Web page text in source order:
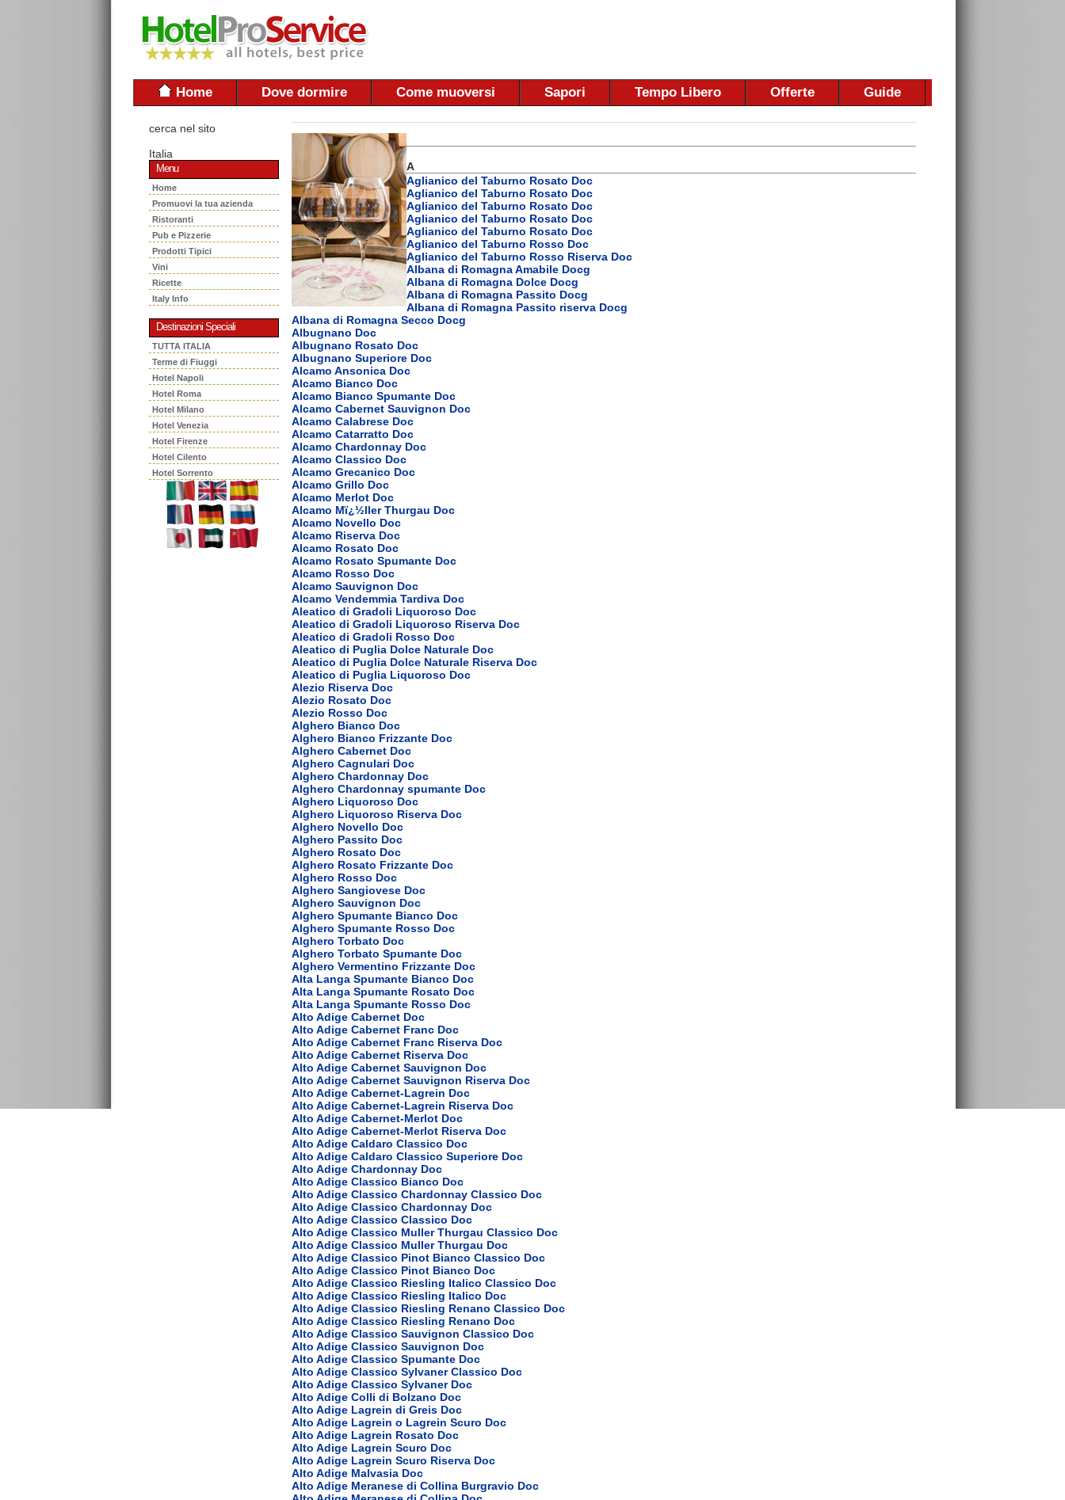
Home Dove dormire Come muoversi Sapori Tempo Libero Offerte Guide
cerca nel sito
Italia
Menu
Home
Promuovi la tua azienda
Ristoranti
Pub e Pizzerie
Prodotti Tipici
Vini
Ricette
Italy Info
Destinazioni Speciali
TUTTA ITALIA
Terme di Fiuggi
Hotel Napoli
Hotel Roma
Hotel Milano
Hotel Venezia
Hotel Firenze
Hotel Cilento
Hotel Sorrento
A
Aglianico del Taburno Rosato Doc
Aglianico del Taburno Rosato Doc
Aglianico del Taburno Rosato Doc
Aglianico del Taburno Rosato Doc
Aglianico del Taburno Rosato Doc
Aglianico del Taburno Rosso Doc
Aglianico del Taburno Rosso Riserva Doc
Albana di Romagna Amabile Docg
Albana di Romagna Dolce Docg
Albana di Romagna Passito Docg
Albana di Romagna Passito riserva Docg
Albana di Romagna Secco Docg
Albugnano Doc
Albugnano Rosato Doc
Albugnano Superiore Doc
Alcamo Ansonica Doc
Alcamo Bianco Doc
Alcamo Bianco Spumante Doc
Alcamo Cabernet Sauvignon Doc
Alcamo Calabrese Doc
Alcamo Catarratto Doc
Alcamo Chardonnay Doc
Alcamo Classico Doc
Alcamo Grecanico Doc
Alcamo Grillo Doc
Alcamo Merlot Doc
Alcamo Mï¿½ller Thurgau Doc
Alcamo Novello Doc
Alcamo Riserva Doc
Alcamo Rosato Doc
Alcamo Rosato Spumante Doc
Alcamo Rosso Doc
Alcamo Sauvignon Doc
Alcamo Vendemmia Tardiva Doc
Aleatico di Gradoli Liquoroso Doc
Aleatico di Gradoli Liquoroso Riserva Doc
Aleatico di Gradoli Rosso Doc
Aleatico di Puglia Dolce Naturale Doc
Aleatico di Puglia Dolce Naturale Riserva Doc
Aleatico di Puglia Liquoroso Doc
Alezio Riserva Doc
Alezio Rosato Doc
Alezio Rosso Doc
Alghero Bianco Doc
Alghero Bianco Frizzante Doc
Alghero Cabernet Doc
Alghero Cagnulari Doc
Alghero Chardonnay Doc
Alghero Chardonnay spumante Doc
Alghero Liquoroso Doc
Alghero Liquoroso Riserva Doc
Alghero Novello Doc
Alghero Passito Doc
Alghero Rosato Doc
Alghero Rosato Frizzante Doc
Alghero Rosso Doc
Alghero Sangiovese Doc
Alghero Sauvignon Doc
Alghero Spumante Bianco Doc
Alghero Spumante Rosso Doc
Alghero Torbato Doc
Alghero Torbato Spumante Doc
Alghero Vermentino Frizzante Doc
Alta Langa Spumante Bianco Doc
Alta Langa Spumante Rosato Doc
Alta Langa Spumante Rosso Doc
Alto Adige Cabernet Doc
Alto Adige Cabernet Franc Doc
Alto Adige Cabernet Franc Riserva Doc
Alto Adige Cabernet Riserva Doc
Alto Adige Cabernet Sauvignon Doc
Alto Adige Cabernet Sauvignon Riserva Doc
Alto Adige Cabernet-Lagrein Doc
Alto Adige Cabernet-Lagrein Riserva Doc
Alto Adige Cabernet-Merlot Doc
Alto Adige Cabernet-Merlot Riserva Doc
Alto Adige Caldaro Classico Doc
Alto Adige Caldaro Classico Superiore Doc
Alto Adige Chardonnay Doc
Alto Adige Classico Bianco Doc
Alto Adige Classico Chardonnay Classico Doc
Alto Adige Classico Chardonnay Doc
Alto Adige Classico Classico Doc
Alto Adige Classico Muller Thurgau Classico Doc
Alto Adige Classico Muller Thurgau Doc
Alto Adige Classico Pinot Bianco Classico Doc
Alto Adige Classico Pinot Bianco Doc
Alto Adige Classico Riesling Italico Classico Doc
Alto Adige Classico Riesling Italico Doc
Alto Adige Classico Riesling Renano Classico Doc
Alto Adige Classico Riesling Renano Doc
Alto Adige Classico Sauvignon Classico Doc
Alto Adige Classico Sauvignon Doc
Alto Adige Classico Spumante Doc
Alto Adige Classico Sylvaner Classico Doc
Alto Adige Classico Sylvaner Doc
Alto Adige Colli di Bolzano Doc
Alto Adige Lagrein di Greis Doc
Alto Adige Lagrein o Lagrein Scuro Doc
Alto Adige Lagrein Rosato Doc
Alto Adige Lagrein Scuro Doc
Alto Adige Lagrein Scuro Riserva Doc
Alto Adige Malvasia Doc
Alto Adige Meranese di Collina Burgravio Doc